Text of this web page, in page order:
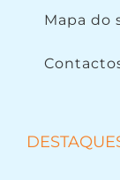
Mapa do